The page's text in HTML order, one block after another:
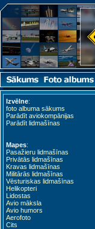
Izvēlne:
foto albuma sākums
Parādīt aviokompānijas
Parādīt lidmašīnas
Mapes:
Pasažieru lidmašīnas
Privātās lidmašīnas
Kravas lidmašīnas
Militārās lidmašīnas
Vēsturiskas lidmašīnas
Helikopteri
Lidostas
Avio māksla
Avio humors
Aerofoto
Cits